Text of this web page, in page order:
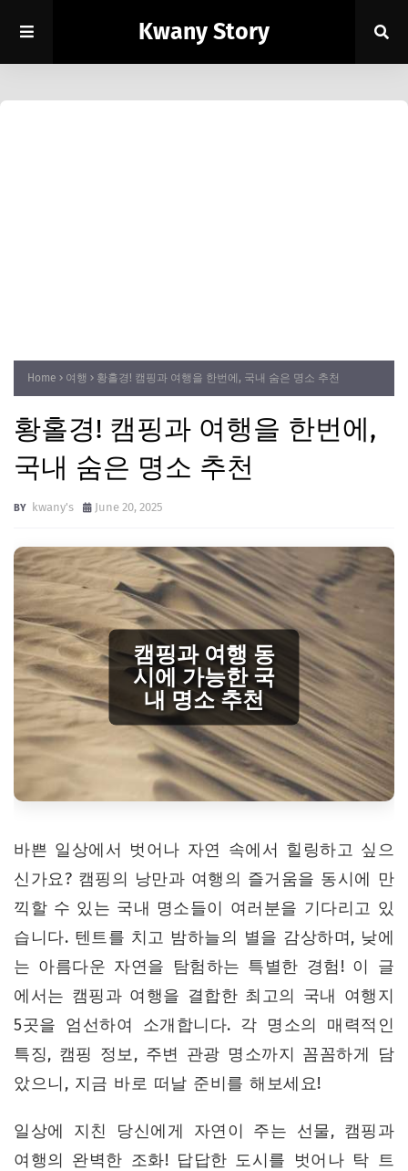
Kwany Story
Home 여행 황홀경! 캠핑과 여행을 한번에, 국내 숨은 명소 추천
황홀경! 캠핑과 여행을 한번에,
국내 숨은 명소 추천
kwany's June 20, 2025
캠핑과 여행 동
시에 가능한 국
내 명소 추천
바쁜 일상에서 벗어나 자연 속에서 힐링하고 싶으
신가요? 캠핑의 낭만과 여행의 즐거움을 동시에 만
끽할 수 있는 국내 명소들이 여러분을 기다리고 있
습니다. 텐트를 치고 밤하늘의 별을 감상하며, 낮에
는 아름다운 자연을 탐험하는 특별한 경험! 이 글
에서는 캠핑과 여행을 결합한 최고의 국내 여행지
5곳을 엄선하여 소개합니다. 각 명소의 매력적인
특징, 캠핑 정보, 주변 관광 명소까지 꼼꼼하게 담
았으니, 지금 바로 떠날 준비를 해보세요!
일상에 지친 당신에게 자연이 주는 선물, 캠핑과
여행의 완벽한 조화! 답답한 도시를 벗어나 탁 트